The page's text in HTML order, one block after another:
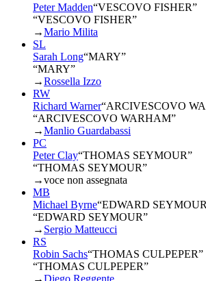
Peter Madden“VESCOVO FISHER”
“VESCOVO FISHER”
→Mario Milita
SL
Sarah Long“MARY”
“MARY”
→Rossella Izzo
RW
Richard Warner“ARCIVESCOVO
“ARCIVESCOVO WARHAM”
→Manlio Guardabassi
PC
Peter Clay“THOMAS SEYMOUR”
“THOMAS SEYMOUR”
→voce non assegnata
MB
Michael Byrne“EDWARD SEYMOUR
“EDWARD SEYMOUR”
→ Sergio Matteucci
RS
Robin Sachs“THOMAS CULPEPER”
“THOMAS CULPEPER”
→Diego Reggente